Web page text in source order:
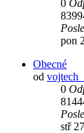
0
pon
Obecné
od
0
stř